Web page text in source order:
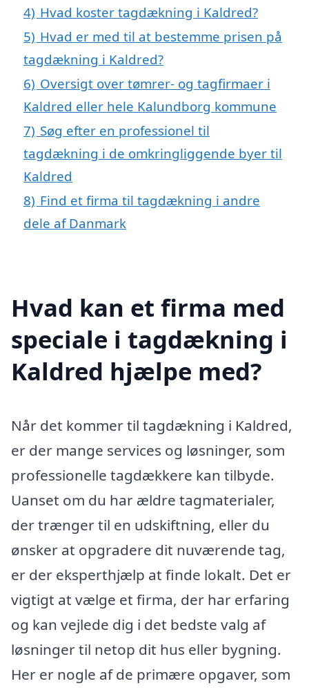
4) Hvad koster tagdækning i Kaldred?
5) Hvad er med til at bestemme prisen på
tagdækning i Kaldred?
6) Oversigt over tømrer- og tagfirmaer i
Kaldred eller hele Kalundborg kommune
7) Søg efter en professionel til
tagdækning i de omkringliggende byer til
Kaldred
8) Find et firma til tagdækning i andre
dele af Danmark
Hvad kan et firma med
speciale i tagdækning i
Kaldred hjælpe med?
Når det kommer til tagdækning i Kaldred,
er der mange services og løsninger, som
professionelle tagdækkere kan tilbyde.
Uanset om du har ældre tagmaterialer,
der trænger til en udskiftning, eller du
ønsker at opgradere dit nuværende tag,
er der eksperthjælp at finde lokalt. Det er
vigtigt at vælge et firma, der har erfaring
og kan vejlede dig i det bedste valg af
løsninger til netop dit hus eller bygning.
Her er nogle af de primære opgaver, som